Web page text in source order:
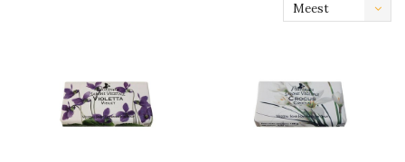
Meest